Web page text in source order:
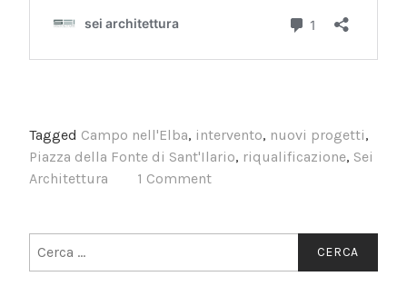
Tagged Campo nell'Elba, intervento, nuovi progetti,
Piazza della Fonte di Sant'Ilario, riqualificazione, Sei
Architettura
1 Comment
per: